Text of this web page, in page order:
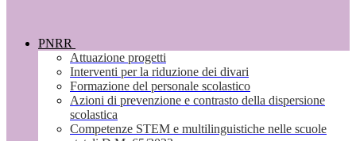
PNRR
Attuazione progetti
Interventi per la riduzione dei divari
Formazione del personale scolastico
Azioni di prevenzione e contrasto della dispersione
scolastica
Competenze STEM e multilinguistiche nelle scuole